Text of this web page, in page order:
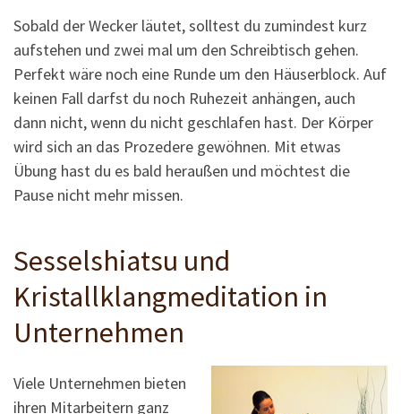
Sobald der Wecker läutet, solltest du zumindest kurz
aufstehen und zwei mal um den Schreibtisch gehen.
Perfekt wäre noch eine Runde um den Häuserblock. Auf
keinen Fall darfst du noch Ruhezeit anhängen, auch
dann nicht, wenn du nicht geschlafen hast. Der Körper
wird sich an das Prozedere gewöhnen. Mit etwas
Übung hast du es bald heraußen und möchtest die
Pause nicht mehr missen.
Sesselshiatsu und
Kristallklangmeditation in
Unternehmen
Viele Unternehmen bieten
ihren Mitarbeitern ganz